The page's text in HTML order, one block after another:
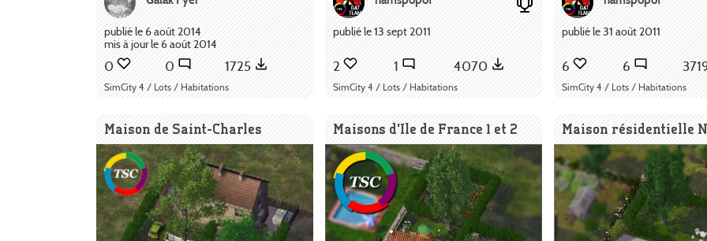
publié le 6 août 2014
mis à jour le 6 août 2014
0 0 1725
SimCity 4 / Lots / Habitations
publié le 13 sept 2011
2 1 4070
SimCity 4 / Lots / Habitations
publié le 31 août 2011
6 6
SimCity 4 / Lots / Habitations
Maison de Saint-Charles Maisons d'Ile de France 1 et 2 Maison résidentielle